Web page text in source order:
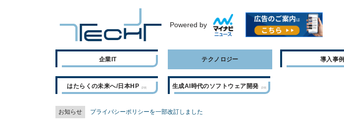
Powered by
企業IT テクノロジー 導入事例
はたらくの未来へ/日本HP 生成AI時代のソフトウェア開発
お知らせ プライバシーポリシーを一部改訂しました